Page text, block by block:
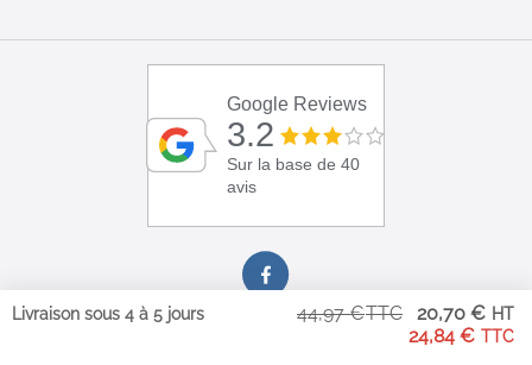
24,84 €
20,70 €
44,97 €
Livraison sous 4 à 5 jours
Google Reviews
3.2
Sur la base de 40
avis